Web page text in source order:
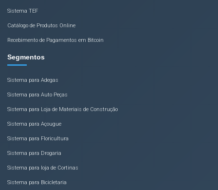
Sistema TEF
Catálogo de Produtos Online
Recebimento de Pagamentos em Bitcoin
Segmentos
Sistema para Adegas
Sistema para Auto Peças
Sistema para Loja de Materiais de Construção
Sistema para Açougue
Sistema para Floricultura
Sistema para Drogaria
Sistema para loja de Cortinas
Sistema para Bicicletaria